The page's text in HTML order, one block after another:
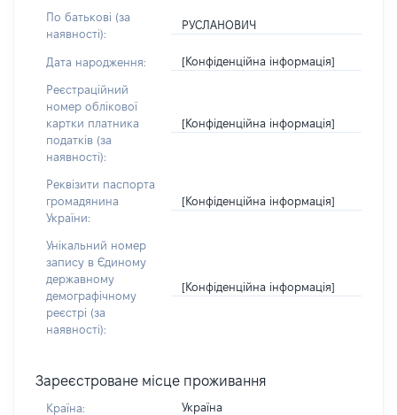
По батькові (за
наявності):
РУСЛАНОВИЧ
Дата народження: [Конфіденційна інформація]
Реєстраційний
номер облікової
картки платника
податків (за
наявності):
[Конфіденційна інформація]
Реквізити паспорта
громадянина
України:
[Конфіденційна інформація]
Унікальний номер
запису в Єдиному
державному
демографічному
реєстрі (за
наявності):
[Конфіденційна інформація]
Зареєстроване місце проживання
Країна: Україна